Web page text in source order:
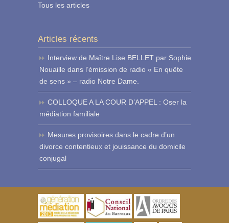
Tous les articles
Articles récents
Interview de Maître Lise BELLET par Sophie
Nouaille dans l’émission de radio « En quête
de sens » – radio Notre Dame.
COLLOQUE A LA COUR D’APPEL : Oser la
médiation familiale
Mesures provisoires dans le cadre d’un
divorce contentieux et jouissance du domicile
conjugal